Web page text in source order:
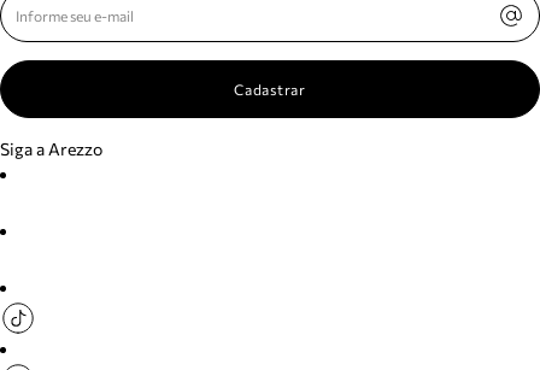
Meus pedidos
Cadastrar
Siga a Arezzo